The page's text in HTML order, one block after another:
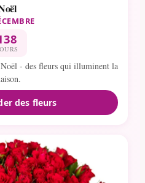
- des fleurs qui illuminent la
des fleurs